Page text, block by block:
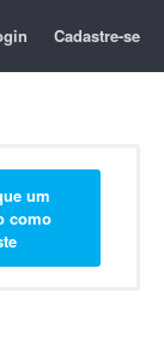
Cadastre-se
um
como